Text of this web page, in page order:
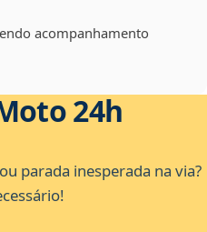
acompanhamento
24h
parada inesperada na via?